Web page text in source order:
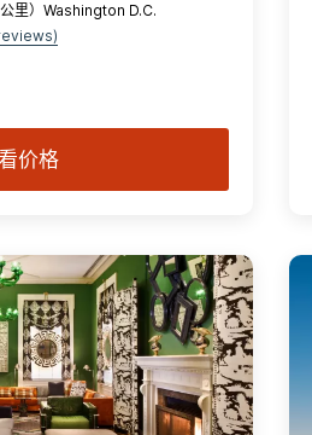
里）Washington D.C.
价格